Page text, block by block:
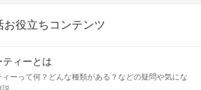
お役立ちコンテンツ
ィーとは
ィーって何？どんな種類がある？などの疑問や気にな